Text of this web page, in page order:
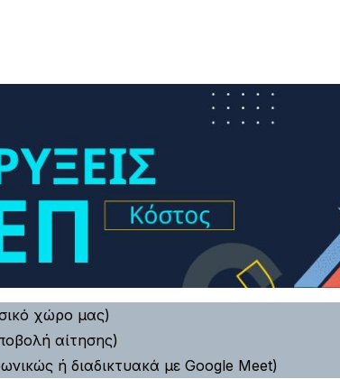
χώρο μας)
αίτησης)
ή διαδικτυακά με Google Meet)